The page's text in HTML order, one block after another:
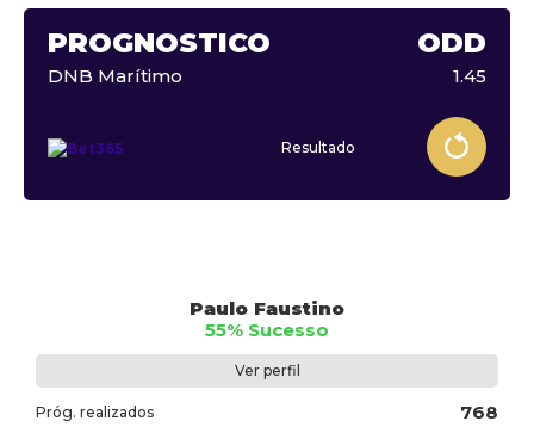
PROGNÓSTICO ODD
DNB Marítimo 1.45
Resultado
Paulo Faustino
55% Sucesso
Ver perfil
Próg. realizados 768